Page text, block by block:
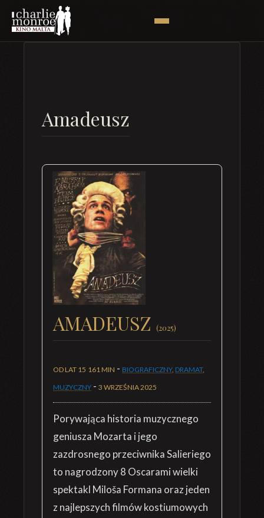
Amadeusz
AMADEUSZ (2025)
OD LAT 15 161 MIN - BIOGRAFICZNY, DRAMAT,
MUZYCZNY - 3 WRZEŚNIA 2025
Porywająca historia muzycznego
geniusza Mozarta i jego
zazdrosnego przeciwnika Salieriego
to nagrodzony 8 Oscarami wielki
spektakl Miloša Formana oraz jeden
z najlepszych filmów kostiumowych